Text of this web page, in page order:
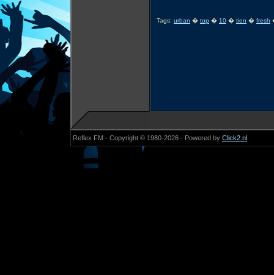
Tags: urban � top � 10 � tien � fresh
Reflex FM - Copyright © 1980-2026 - Powered by Click2.nl